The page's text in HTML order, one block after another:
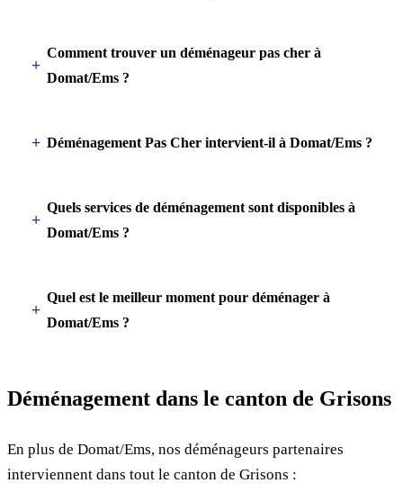
Comment trouver un déménageur pas cher à
Domat/Ems ?
Déménagement Pas Cher intervient-il à Domat/Ems ?
Quels services de déménagement sont disponibles à
Domat/Ems ?
Quel est le meilleur moment pour déménager à
Domat/Ems ?
Déménagement dans le canton de Grisons
En plus de Domat/Ems, nos déménageurs partenaires
interviennent dans tout le canton de Grisons :